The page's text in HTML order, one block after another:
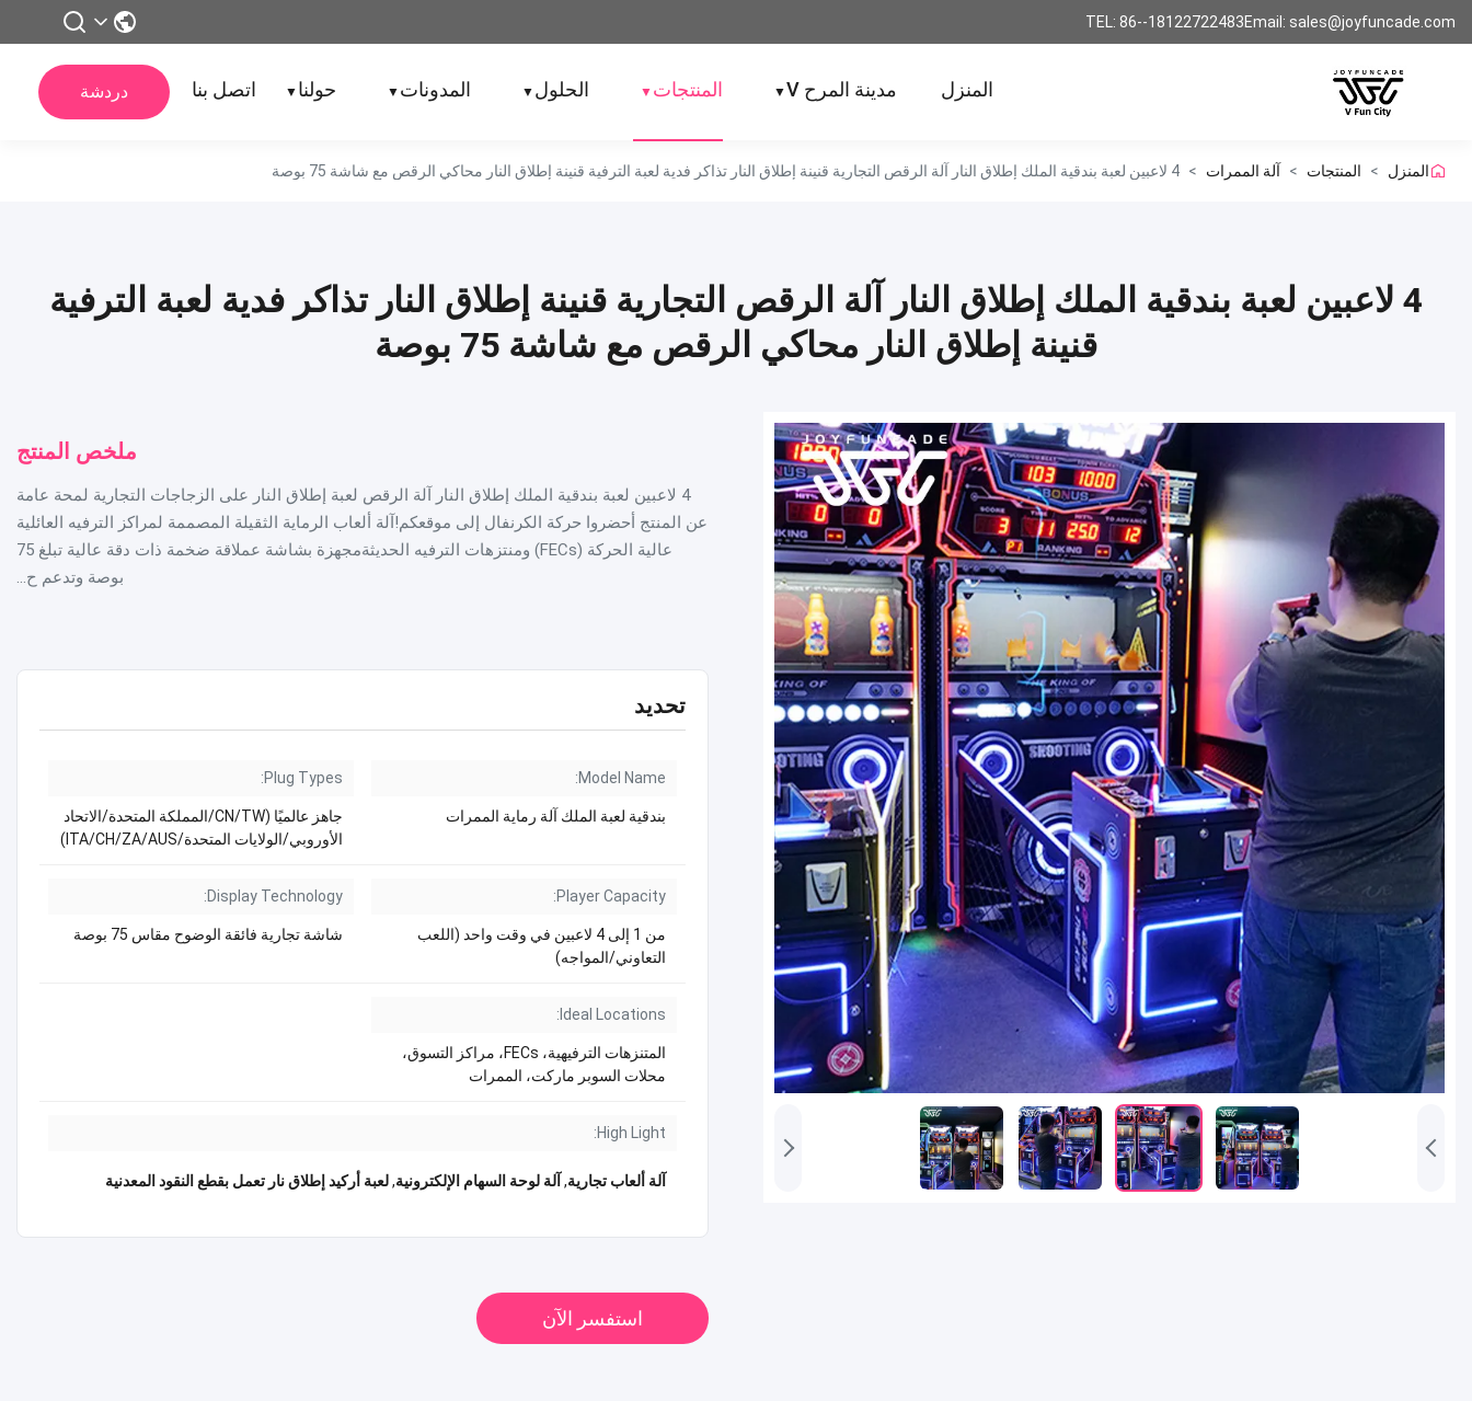
Email: sales@joyfuncade.com
TEL: 86--18122722483
المنزل مدينة المرح V ▼ المنتجات ▼ الحلول ▼ المدونات ▼ حولنا ▼ اتصل بنا دردشة
المنزل > المنتجات > آلة الممرات > 4 لاعبين لعبة بندقية الملك إطلاق النار آلة الرقص التجارية قنينة إطلاق النار تذاكر فدية لعبة الترفية قنينة إطلاق النار محاكي الرقص مع شاشة 75 بوصة
4 لاعبين لعبة بندقية الملك إطلاق النار آلة الرقص التجارية قنينة إطلاق النار تذاكر فدية لعبة الترفية
قنينة إطلاق النار محاكي الرقص مع شاشة 75 بوصة
ملخص المنتج
4 لاعبين لعبة بندقية الملك إطلاق النار آلة الرقص لعبة إطلاق النار على الزجاجات التجارية لمحة عامة
عن المنتج أحضروا حركة الكرنفال إلى موقعكم!آلة ألعاب الرماية الثقيلة المصممة لمراكز الترفيه العائلية
عالية الحركة (FECs) ومنتزهات الترفيه الحديثةمجهزة بشاشة عملاقة ضخمة ذات دقة عالية تبلغ 75
بوصة وتدعم ح...
تحديد
Model Name:
بندقية لعبة الملك آلة رماية الممرات
Plug Types:
جاهز عالميًا (CN/TW/المملكة المتحدة/الاتحاد
الأوروبي/الولايات المتحدة/ITA/CH/ZA/AUS)
Player Capacity:
من 1 إلى 4 لاعبين في وقت واحد (اللعب
التعاوني/المواجه)
Display Technology:
شاشة تجارية فائقة الوضوح مقاس 75 بوصة
Ideal Locations:
المتنزهات الترفيهية، FECs، مراكز التسوق،
محلات السوبر ماركت، الممرات
High Light:
آلة ألعاب تجارية, آلة لوحة السهام الإلكترونية,لعبة أركيد إطلاق نار تعمل بقطع النقود المعدنية
استفسر الآن